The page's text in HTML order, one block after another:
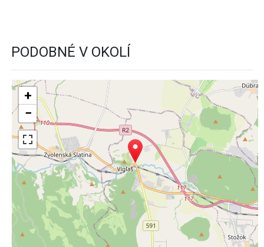
PODOBNÉ V OKOLÍ
+
−